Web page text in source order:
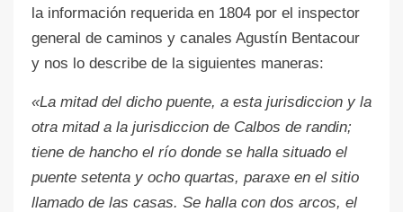
la información requerida en 1804 por el inspector
general de caminos y canales Agustín Bentacour
y nos lo describe de la siguientes maneras:
«La mitad del dicho puente, a esta jurisdiccion y la
otra mitad a la jurisdiccion de Calbos de randin;
tiene de hancho el río donde se halla situado el
puente setenta y ocho quartas, paraxe en el sitio
llamado de las casas. Se halla con dos arcos, el